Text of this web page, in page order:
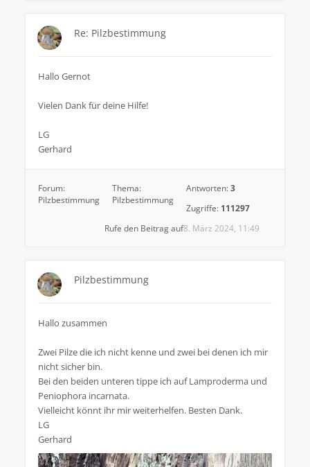
Re: Pilzbestimmung
Hallo Gernot
Vielen Dank für deine Hilfe!
LG
Gerhard
Forum:
Pilzbestimmung
Thema:
Pilzbestimmung
Antworten:3
Zugriffe: 111297
8. März 2024, 11:49
Rufe den Beitrag auf
Pilzbestimmung
Hallo zusammen
Zwei Pilze die ich nicht kenne und zwei bei denen ich mir
nicht sicher bin.
Bei den beiden unteren tippe ich auf Lamproderma und
Peniophora incarnata.
Vielleicht könnt ihr mir weiterhelfen. Besten Dank.
LG
Gerhard